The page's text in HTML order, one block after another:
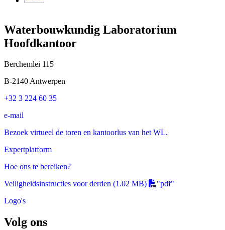
Waterbouwkundig Laboratorium
Hoofdkantoor
Berchemlei 115
B-2140 Antwerpen
+32 3 224 60 35
e-mail
Bezoek virtueel de toren en kantoorlus van het WL.
Expertplatform
Hoe ons te bereiken?
Veiligheidsinstructies voor derden (1.02 MB)
"pdf"
Logo's
Volg ons